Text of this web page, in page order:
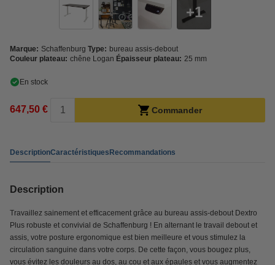
1
Marque: Schaffenburg Type: bureau assis-debout
Couleur plateau: chêne Logan Épaisseur plateau: 25 mm
En stock
647,50 € Commander
DescriptionCaractéristiquesRecommandations
Description
Travaillez sainement et efficacement grâce au bureau assis-debout Dextro
Plus robuste et convivial de Schaffenburg ! En alternant le travail debout et
assis, votre posture ergonomique est bien meilleure et vous stimulez la
circulation sanguine dans votre corps. De cette façon, vous bougez plus,
vous évitez les douleurs au dos, au cou et aux épaules et vous augmentez